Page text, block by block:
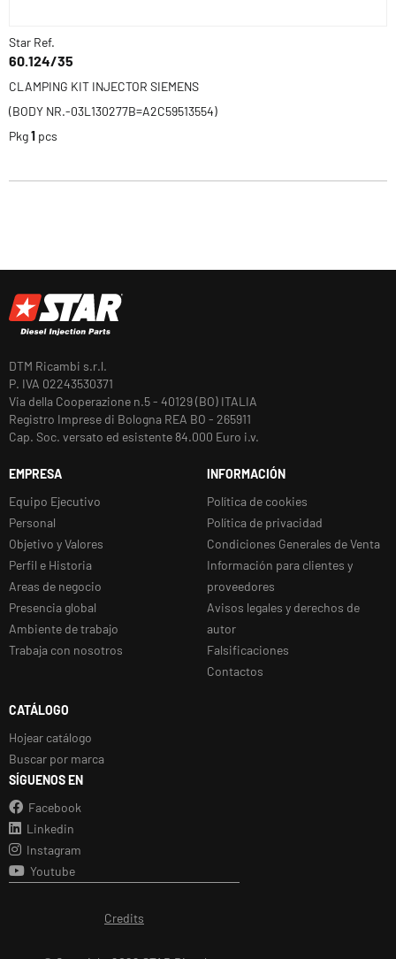
Star Ref.
60.124/35
CLAMPING KIT INJECTOR SIEMENS
(BODY NR.-03L130277B=A2C59513554)
Pkg1 pcs
DTM Ricambi s.r.l.
P. IVA 02243530371
Via della Cooperazione n.5 - 40129 (BO) ITALIA
Registro Imprese di Bologna REA BO - 265911
Cap. Soc. versato ed esistente 84.000 Euro i.v.
EMPRESA
Equipo Ejecutivo
Personal
Objetivo y Valores
Perfil e Historia
Areas de negocio
Presencia global
Ambiente de trabajo
Trabaja con nosotros
INFORMACIÓN
Política de cookies
Política de privacidad
Condiciones Generales de Venta
Información para clientes y
proveedores
Avisos legales y derechos de
autor
Falsificaciones
Contactos
CATÁLOGO
Hojear catálogo
Buscar por marca
SÍGUENOS EN
Facebook
Linkedin
Instagram
Youtube
Credits